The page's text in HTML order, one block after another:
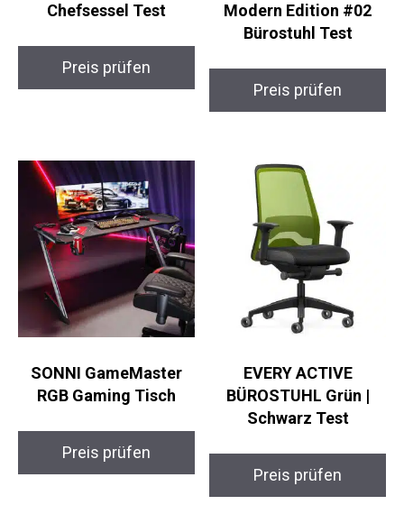
Chefsessel Test
Preis prüfen
Modern Edition #02
Bürostuhl Test
Preis prüfen
SONNI GameMaster
RGB Gaming Tisch
Preis prüfen
EVERY ACTIVE
BÜROSTUHL Grün |
Schwarz Test
Preis prüfen